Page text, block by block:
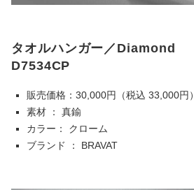
タオルハンガー／Diamond
D7534CP
販売価格：30,000円（税込 33,000円）
素材 ： 真鍮
カラー： クローム
ブランド ： BRAVAT